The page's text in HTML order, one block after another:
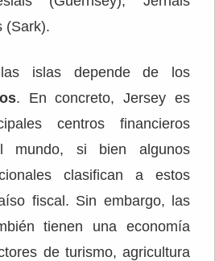
(Sark).
islas depende de los
. En concreto, Jersey es
centros financieros
mundo, si bien algunos
clasifican a estos
fiscal. Sin embargo, las
tienen una economía
de turismo, agricultura